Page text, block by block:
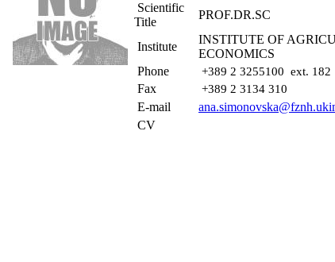
Scientific
Title
PROF.DR.SC
Institute
INSTITUTE OF
ECONOMICS
Phone
+389 2 3255100 ext. 182
Fax +389 2 3134 310
E-mail
CV